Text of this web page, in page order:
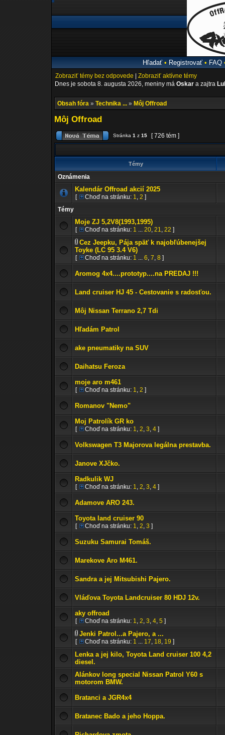
Hľadať• Registrovať• FAQ
Zobraziť témy bez odpovede
Zobraziť aktívne témy
Dnes je sobota 8. augusta 2026, meniny má Oskar a zajtra
Obsah fóra » Technika ... » Môj Offroad
Môj Offroad
Stránka 1 z 15 [ 726 tém ]
Témy
Oznámenia
Kalendár Offroad akcií 2025
[ Choď na stránku: 1, 2 ]
Témy
Moje ZJ 5,2V8(1993,1995)
[ Choď na stránku: 1 ... 20, 21, 22 ]
Cez Jeepku, Pája späť k najobľúbenejšej
Toyke (LC 95 3.4 V6)
[ Choď na stránku: 1 ... 6, 7, 8 ]
Aromog 4x4....prototyp....na PREDAJ !!!
Land cruiser HJ 45 - Cestovanie s radosťou.
Môj Nissan Terrano 2,7 Tdi
Hľadám Patrol
ake pneumatiky na SUV
Daihatsu Feroza
moje aro m461
[ Choď na stránku: 1, 2 ]
Romanov "Nemo"
Moj Patrolík GR ko
[ Choď na stránku: 1, 2, 3, 4 ]
Volkswagen T3 Majorova legálna prestavba.
Janove XJčko.
Radkulik WJ
[ Choď na stránku: 1, 2, 3, 4 ]
Adamove ARO 243.
Toyota land cruiser 90
[ Choď na stránku: 1, 2, 3 ]
Suzuku Samurai Tomáš.
Marekove Aro M461.
Sandra a jej Mitsubishi Pajero.
Vláďova Toyota Landcruiser 80 HDJ 12v.
aky offroad
[ Choď na stránku: 1, 2, 3, 4, 5 ]
Jenki Patrol...a Pajero, a ...
[ Choď na stránku: 1 ... 17, 18, 19 ]
Lenka a jej kilo, Toyota Land cruiser 100 4,2
diesel.
Alánkov long special Nissan Patrol Y60 s
motorom BMW.
Bratanci a JGR4x4
Bratanec Bado a jeho Hoppa.